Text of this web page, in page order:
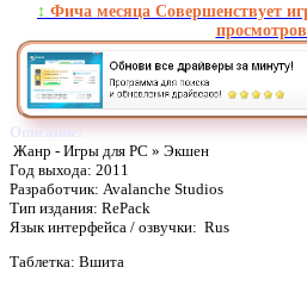
↕️ Фича месяца Совершенствует
просмотров
Описание:
Жанр - Игры для PC » Экшен
Год выхода: 2011
Разработчик: Avalanche Studios
Тип издания: RePack
Язык интерфейса / озвучки: Rus
Таблетка: Вшита